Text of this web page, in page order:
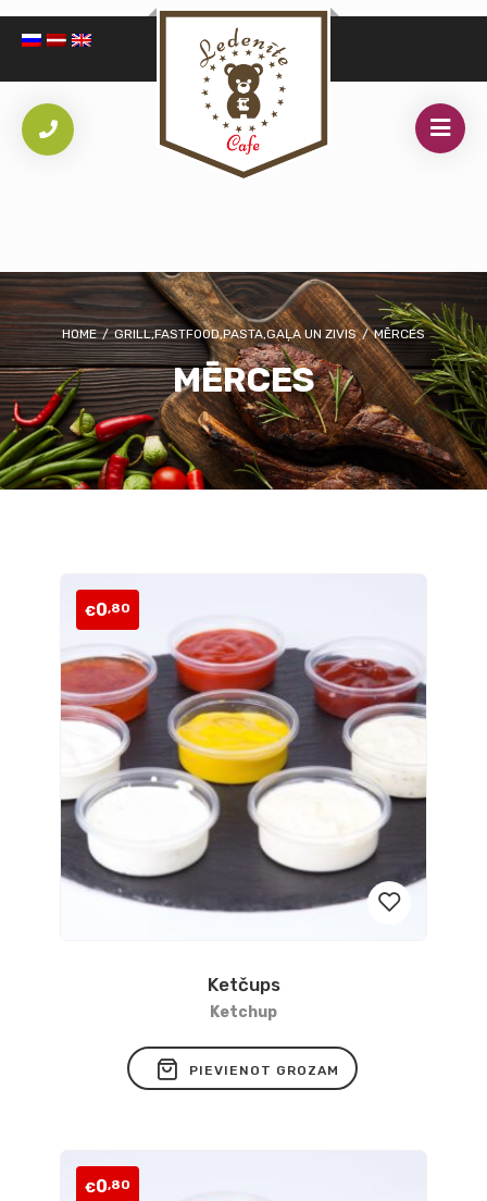
HOME / GRILL,FASTFOOD,PASTA,GAĻA UN ZIVIS /MĒRCES
MĒRCES
Ketčups
Ketchup
€0,80
PIEVIENOT GROZAM
€0,80